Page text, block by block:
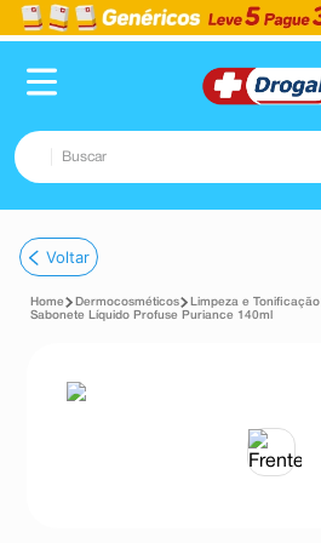
Buscar
1º fralda
2º dipirona
tadalafila
Voltar
Dermocosméticos
Limpeza e Tonificação
Sabonete Líquido Profuse Puriance 140ml